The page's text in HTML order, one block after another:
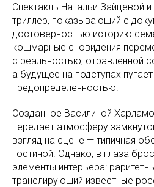
Спектакль Натальи Зайцевой
триллер, показывающий с
достоверностью историю
кошмарные сновидения
с реальностью, отравленной
а будущее на подступах
предопределенностью.
Созданное Василиной
передает атмосферу
взгляд на сцене — типичная
гостиной. Однако, в глаза
элементы интерьера:
транслирующий известные